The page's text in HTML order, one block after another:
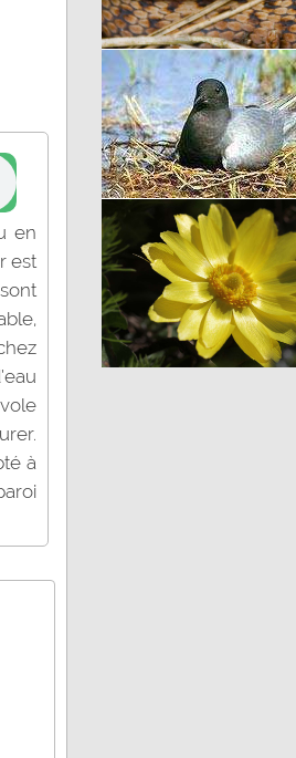
en
est
à
Vipère péliade
Guifette noire